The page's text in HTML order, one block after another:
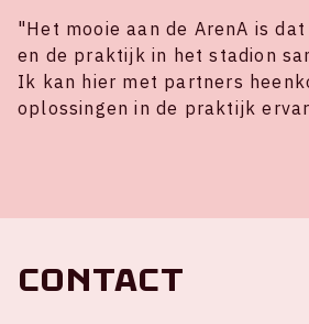
"Het mooie aan de ArenA is
en de praktijk in het stadion
Ik kan hier met partners
oplossingen in de praktijk
Contact